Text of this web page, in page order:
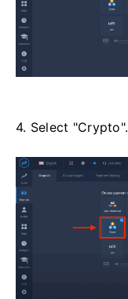
4. Select "Crypto".